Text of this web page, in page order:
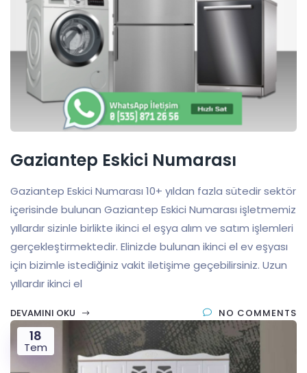
Gaziantep Eskici Numarası
Gaziantep Eskici Numarası 10+ yıldan fazla sütedir sektör
içerisinde bulunan Gaziantep Eskici Numarası işletmemiz
yıllardır sizinle birlikte ikinci el eşya alım ve satım işlemleri
gerçekleştirmektedir. Elinizde bulunan ikinci el ev eşyası
için bizimle istediğiniz vakit iletişime geçebilirsiniz. Uzun
yıllardır ikinci el
DEVAMINI OKU NO COMMENTS
18
Tem